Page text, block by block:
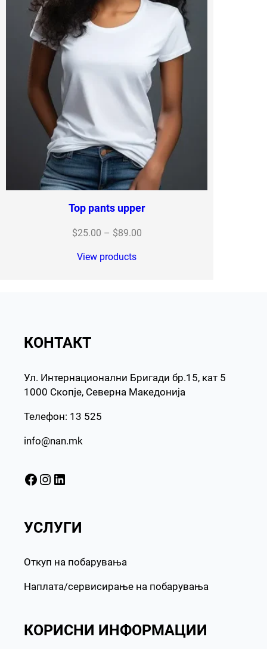
Top pants upper
$25.00 – $89.00Price
View products
КОНТАКТ
Ул. Интернационални Бригади бр.15, кат 5
1000 Скопје, Северна Македонија
Телефон: 13 525
info@nan.mk
Facebook Instagram LinkedIn
УСЛУГИ
Откуп на побарувања
Наплата/сервисирање на побарувања
КОРИСНИ ИНФОРМАЦИИ